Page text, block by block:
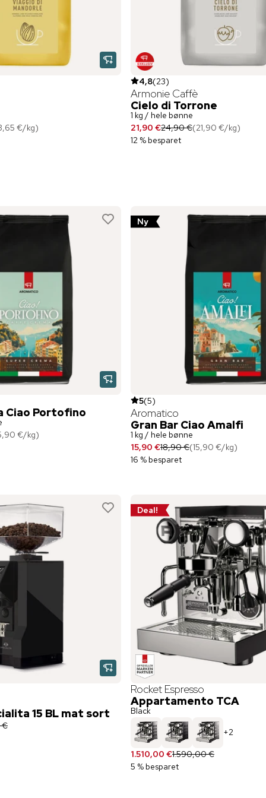
€/kg)
4,8(23)
Armonie Caffè
Cielo di Torrone
1 kg / hele bønne
21,90 €24,90 €(21,90 €/kg)
12 % besparet
Ciao Portofino
€/kg)
Ny
5(5)
Aromatico
Gran Bar Ciao Amalfi
1 kg / hele bønne
15,90 €18,90 €(15,90 €/kg)
16 % besparet
15 BL mat sort
€
Deal!
Rocket Espresso
Appartamento TCA
Black
+2
1.510,00 €1.590,00 €
5 % besparet